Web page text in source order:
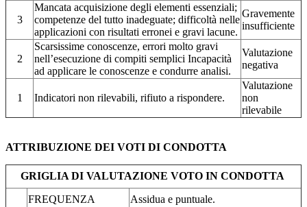
3
Mancata acquisizione degli elementi essenziali;
competenze del tutto inadeguate; difficoltà nelle
applicazioni con risultati erronei e gravi lacune.
Gravemente
insufficiente
2
Scarsissime conoscenze, errori molto gravi
nell’esecuzione di compiti semplici Incapacità
ad applicare le conoscenze e condurre analisi.
Valutazione
negativa
1 Indicatori non rilevabili, rifiuto a rispondere.
Valutazione
non
rilevabile
ATTRIBUZIONE DEI VOTI DI CONDOTTA
GRIGLIA DI VALUTAZIONE VOTO IN CONDOTTA
FREQUENZA Assidua e puntuale.